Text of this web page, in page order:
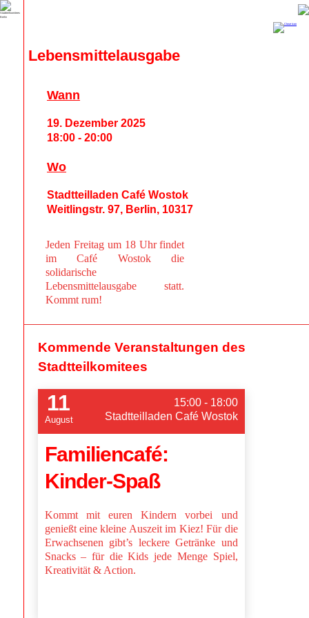
Lebensmittelausgabe
Jeden Freitag um 18 Uhr findet
im Café Wostok die
solidarische
Lebensmittelausgabe statt.
Kommt rum!
Wann
19. Dezember 2025
18:00 - 20:00
Wo
Stadtteilladen Café Wostok
Weitlingstr. 97, Berlin, 10317
Kommende Veranstaltungen des
Stadtteilkomitees
11
August
15:00 - 18:00
Stadtteilladen Café Wostok
Familiencafé:
Kinder-Spaß
Kommt mit euren Kindern vorbei und
genießt eine kleine Auszeit im Kiez! Für die
Erwachsenen gibt’s leckere Getränke und
Snacks – für die Kids jede Menge Spiel,
Kreativität & Action.